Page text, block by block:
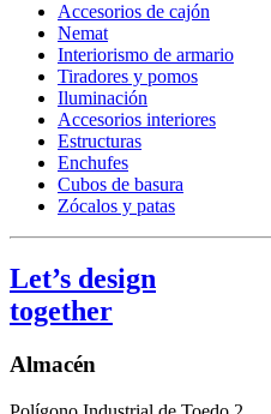
Accesorios de cajón
Nemat
Interiorismo de armario
Tiradores y pomos
Iluminación
Accesorios interiores
Estructuras
Enchufes
Cubos de basura
Zócalos y patas
Let’s design
together
Almacén